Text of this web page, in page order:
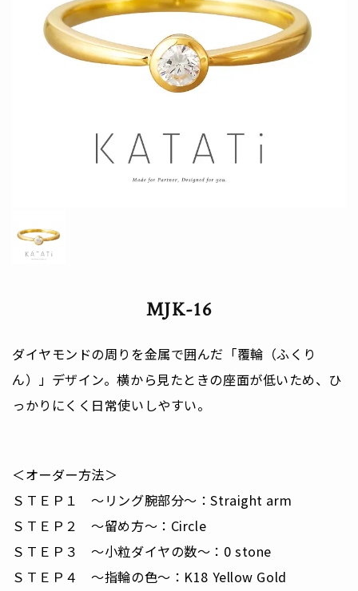
MJK-16
ダイヤモンドの周りを金属で囲んだ「覆輪（ふくり
ん）」デザイン。横から見たときの座面が低いため、ひ
っかりにくく日常使いしやすい。
＜オーダー方法＞
ＳＴＥＰ１ ～リング腕部分～：Straight arm
ＳＴＥＰ２ ～留め方～：Circle
ＳＴＥＰ３ ～小粒ダイヤの数～：0 stone
ＳＴＥＰ４ ～指輪の色～：K18 Yellow Gold